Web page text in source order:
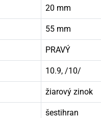
20 mm
55 mm
PRAVÝ
10.9, /10/
žiarový zinok
šestihran